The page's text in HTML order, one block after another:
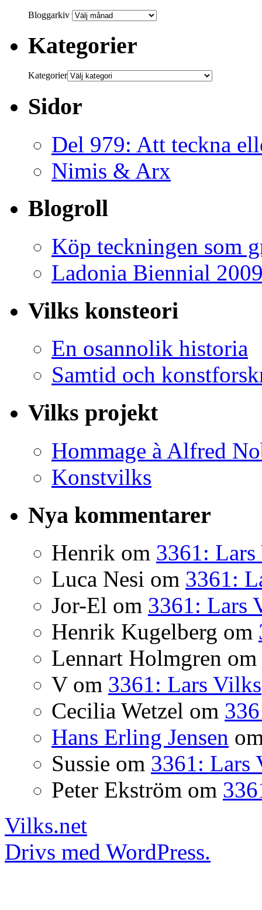
Bloggarkiv
Kategorier
Kategorier
Sidor
Del 979: Att teckna
Nimis & Arx
Blogroll
Köp teckningen som
Ladonia Biennial
Vilks konsteori
En osannolik historia
Samtid och
Vilks projekt
Hommage à Alfred
Konstvilks
Nya kommentarer
Henrik om 3361:
Luca Nesi om 3361:
Jor-El om 3361: Lars
Henrik Kugelberg om
Lennart Holmgren om
Vom 3361: Lars Vilks
Cecilia Wetzel om
Hans Erling Jensen
Sussie om 3361: Lars
Peter Ekström om
Vilks.net
Drivs med WordPress.